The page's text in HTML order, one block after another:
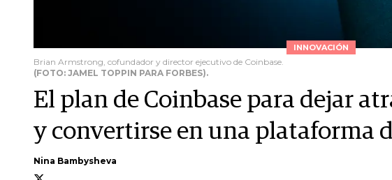
INNOVACIÓN
Brian Armstrong, cofundador y director ejecutivo de Coinbase.
(FOTO: JAMEL TOPPIN PARA FORBES).
El plan de Coinbase para dejar
y convertirse en una plataforma
Nina Bambysheva